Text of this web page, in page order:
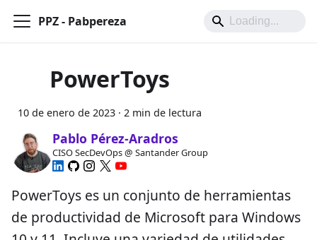
PPZ - Pabpereza
PowerToys
10 de enero de 2023· 2 min de lectura
Pablo Pérez-Aradros
CISO SecDevOps @ Santander Group
PowerToys es un conjunto de herramientas
de productividad de Microsoft para Windows